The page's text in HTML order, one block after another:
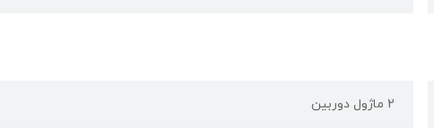
2 ماژول دوربین